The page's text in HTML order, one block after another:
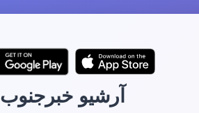
آرشیو خبرجنوب